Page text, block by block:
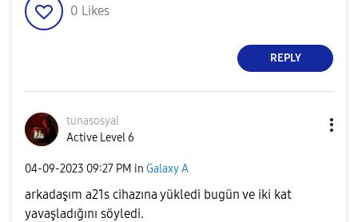
0 Likes
REPLY
tunasosyal
Active Level 6
‎04-09-2023 09:27 PM in Galaxy A
arkadaşım a21s cihazına yükledi bugün ve iki kat
yavaşladığını söyledi.